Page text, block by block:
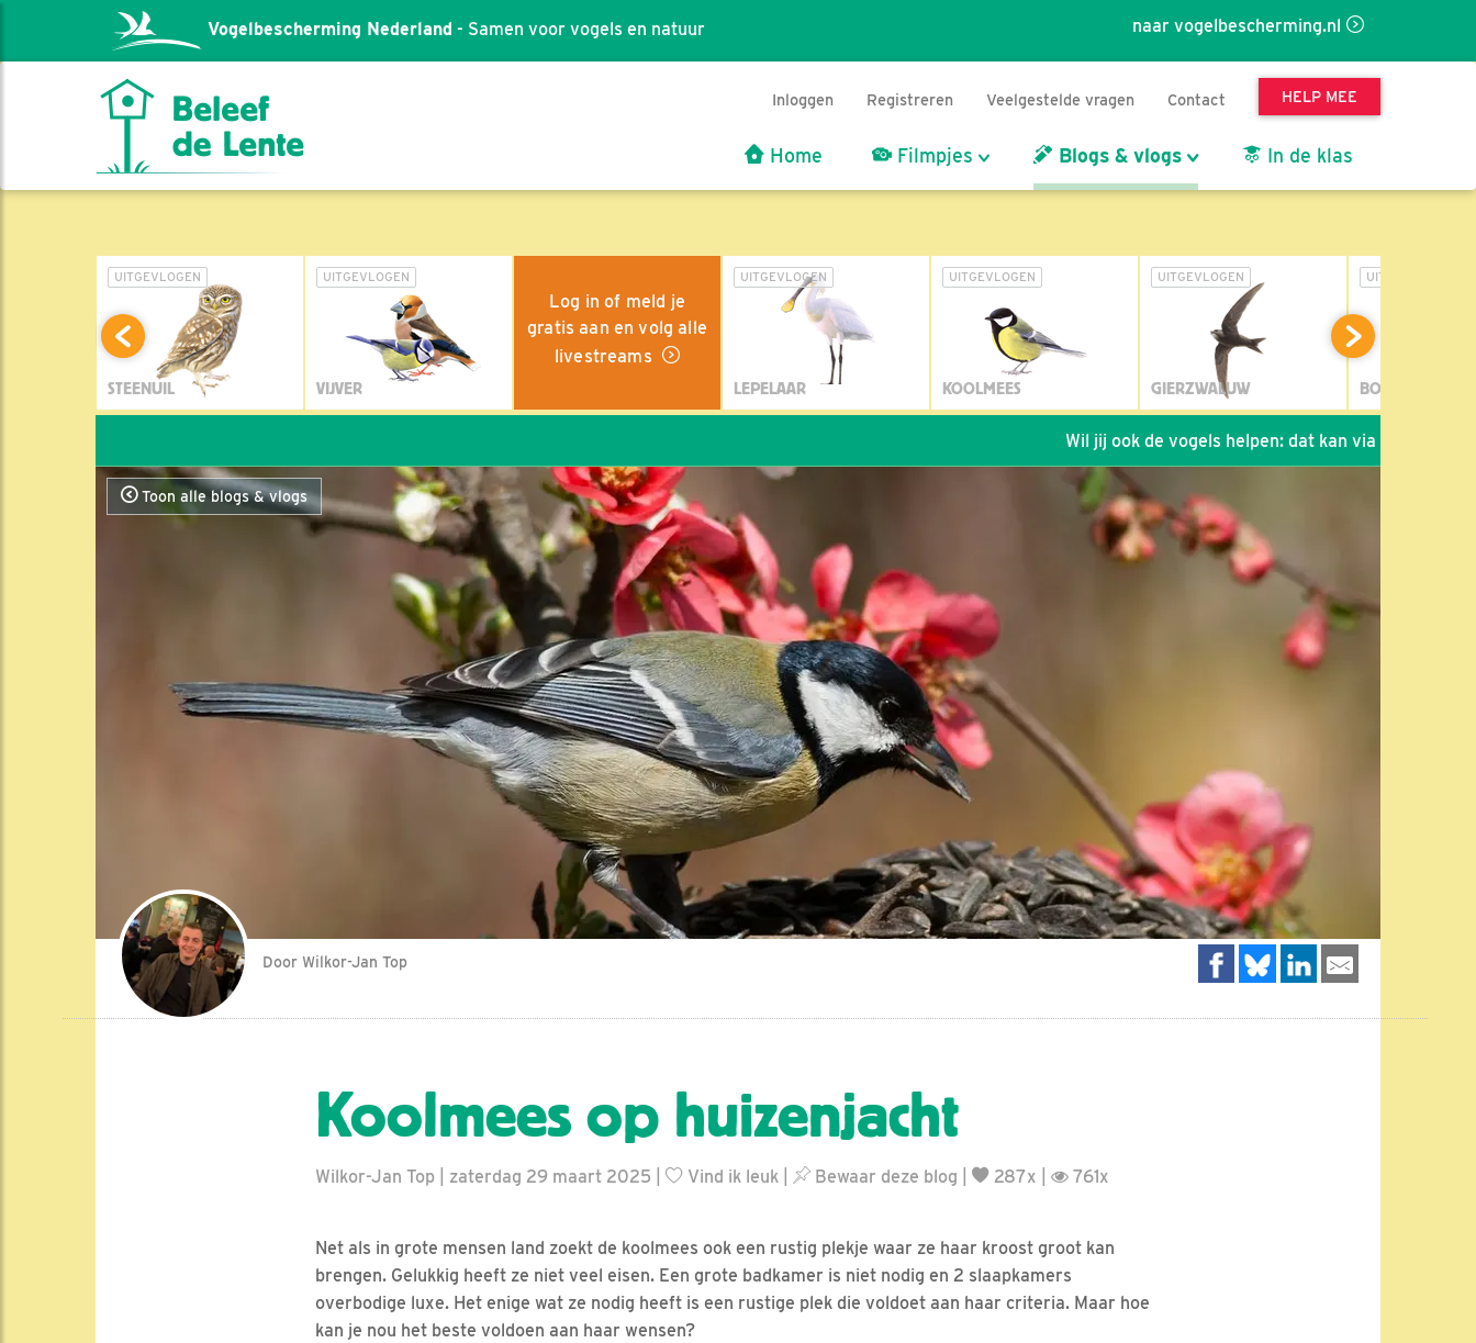
naar vogelbescherming.nl
Vogelbescherming Nederland - Samen voor vogels en natuur
Inloggen Registreren Veelgestelde vragen Contact HELP MEE
Home Filmpjes Blogs & vlogs In de klas
UITGEVLOGEN
STEENUIL
UITGEVLOGEN
VIJVER
Log in of meld je
gratis aan en volg alle
livestreams
UITGEVLOGEN
LEPELAAR
UITGEVLOGEN
KOOLMEES
UITGEVLOGEN
GIERZWALUW
UITGEVLOGEN
BOSUIL
Wil jij ook de vogels helpen: dat kan via de link!
Toon alle blogs & vlogs
Door Wilkor-Jan Top
Koolmees op huizenjacht
Wilkor-Jan Top | zaterdag 29 maart 2025 | Vind ik leuk Bewaar deze blog 287x | 761x
Net als in grote mensen land zoekt de koolmees ook een rustig plekje waar ze haar kroost groot kan
brengen. Gelukkig heeft ze niet veel eisen. Een grote badkamer is niet nodig en 2 slaapkamers
overbodige luxe. Het enige wat ze nodig heeft is een rustige plek die voldoet aan haar criteria. Maar hoe
kan je nou het beste voldoen aan haar wensen?